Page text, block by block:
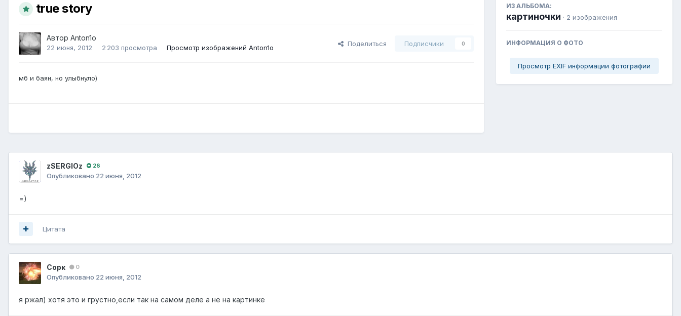
true story
Автор Anton1o
22 июня, 2012 2 203 просмотра Просмотр изображений Anton1o
Поделиться Подписчики 0
мб и баян, но улыбнуло)
ИЗ АЛЬБОМА:
картиночки · 2 изображения
ИНФОРМАЦИЯ О ФОТО
Просмотр EXIF информации фотографии
zSERGIOz 26
Опубликовано 22 июня, 2012
=)
Цитата
Сорк 0
Опубликовано 22 июня, 2012
я ржал) хотя это и грустно,если так на самом деле а не на картинке